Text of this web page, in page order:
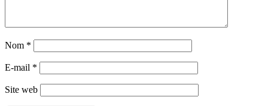
Nom *
E-mail *
Site web